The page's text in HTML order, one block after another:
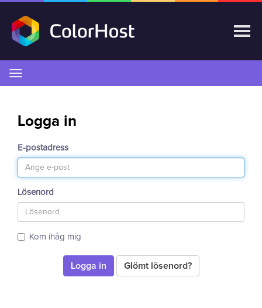
navigering
Logga in
E-postadress
Lösenord
Kom ihåg mig
Glömt lösenord?